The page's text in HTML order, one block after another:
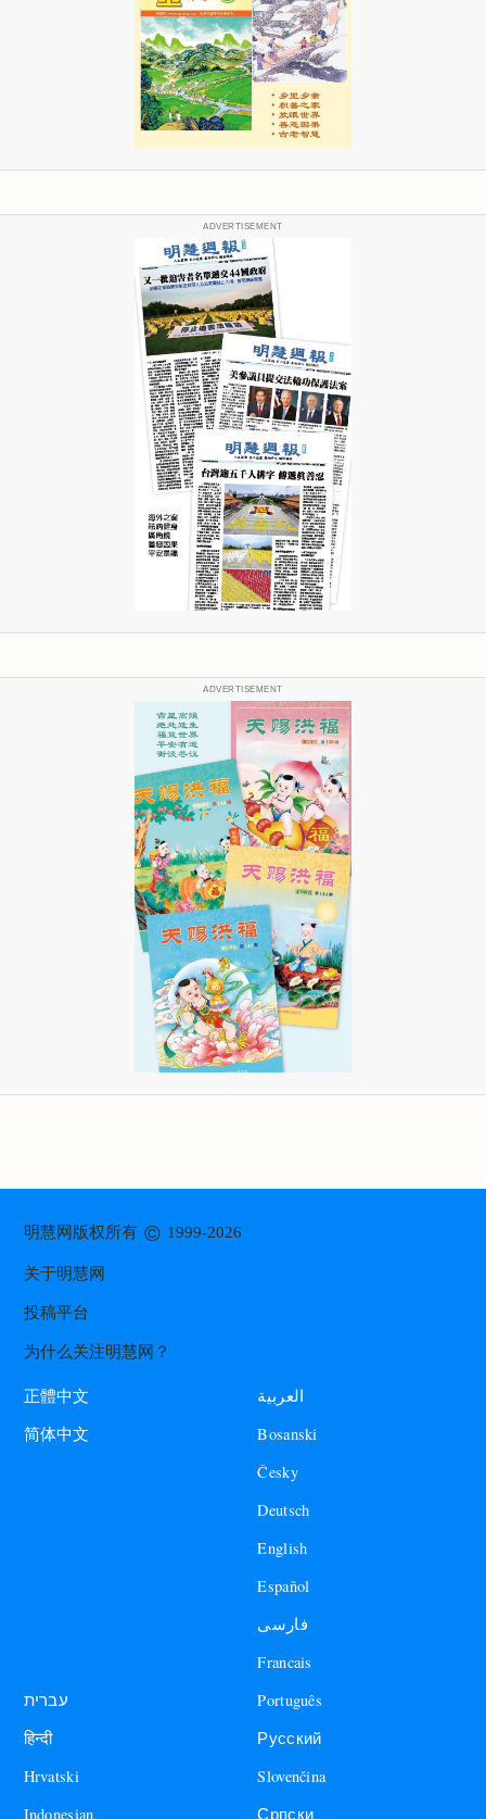
ADVERTISEMENT
ADVERTISEMENT
明慧网版权所有© 1999-2026
关于明慧网
投稿平台
为什么关注明慧网？
正體中文
简体中文
العربية
Bosanski
Česky
Deutsch
English
Español
فارسی
Francais
עברית
हिन्दी
Hrvatski
Indonesian
Português
Русский
Slovenčina
Српски